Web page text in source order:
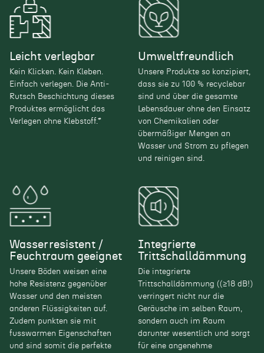
Leicht verlegbar
Kein Klicken. Kein Kleben.
Einfach verlegen. Die Anti-
Rutsch Beschichtung dieses
Produktes ermöglicht das
Verlegen ohne Klebstoff.*
Umweltfreundlich
Unsere Produkte so konzipiert,
dass sie zu 100 % recyclebar
sind und über die gesamte
Lebensdauer ohne den Einsatz
von Chemikalien oder
übermäßiger Mengen an
Wasser und Strom zu pflegen
und reinigen sind.
Wasserresistent /
Feuchtraum geeignet
Unsere Böden weisen eine
hohe Resistenz gegenüber
Wasser und den meisten
anderen Flüssigkeiten auf.
Zudem punkten sie mit
fusswarmen Eigenschaften
und sind somit die perfekte
Integrierte
Trittschalldämmung
Die integrierte
Trittschalldämmung ((≥18 dB!)
verringert nicht nur die
Geräusche im selben Raum,
sondern auch im Raum
darunter wesentlich und sorgt
für eine angenehme